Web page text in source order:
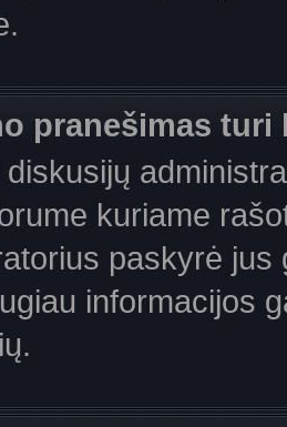
pranešimas
kuriame
paskyrė
informacijos